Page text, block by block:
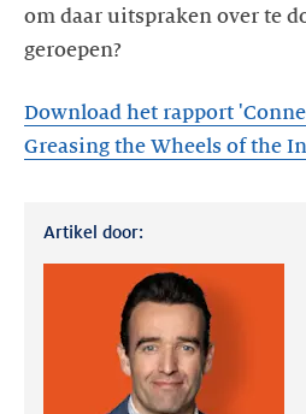
om daar uitspraken over te
geroepen?
Download het rapport
Greasing the Wheels of the
Artikel door: